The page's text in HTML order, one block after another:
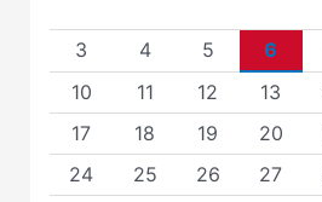
3
4 5 6
10
11 12 13
17
18 19 20
24
25 26 27